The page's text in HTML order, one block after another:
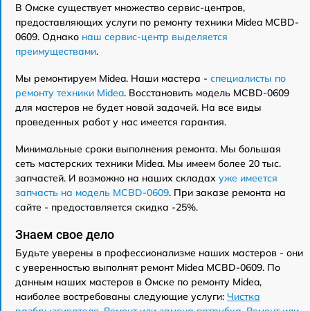
В Омске существует множество сервис-центров,
предоставляющих услуги по ремонту техники Midea MCBD-
0609. Однако наш сервис-центр выделяется
преимуществами.
Мы ремонтируем Midea. Наши мастера - специалисты по
ремонту техники Midea. Восстановить модель MCBD-0609
для мастеров не будет новой задачей. На все виды
проведенных работ у нас имеется гарантия.
Минимальные сроки выполнения ремонта. Мы большая
сеть мастерских техники Midea. Мы имеем более 20 тыс.
запчастей. И возможно на наших складах уже имеется
запчасть на модель MCBD-0609. При заказе ремонта на
сайте - предоставляется скидка -25%.
Знаем свое дело
Будьте уверены в профессионализме наших мастеров - они
с уверенностью выполнят ремонт Midea MCBD-0609. По
данным наших мастеров в Омске по ремонту Midea,
наиболее востребованы следующие услуги: Чистка